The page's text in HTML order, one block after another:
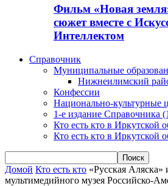
Фильм «Новая
сюжет вместе с
Интеллектом
Справочник
Муниципальные
Нижнеилимский
Конфессии
Национально-культурные
1-е издание Справочника
Кто есть кто в Иркутской
Кто есть кто в Иркутской
Домой Кто есть кто «Русская Аляска»
мультимедийного музея Российско-